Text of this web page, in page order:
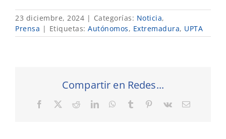
23 diciembre, 2024 | Categorías: Noticia,
Prensa | Etiquetas: Autónomos, Extremadura, UPTA
Compartir en Redes...
Facebook RedditLinkedInWhatsApp
Tumblr Pinterest
Vk
Correo